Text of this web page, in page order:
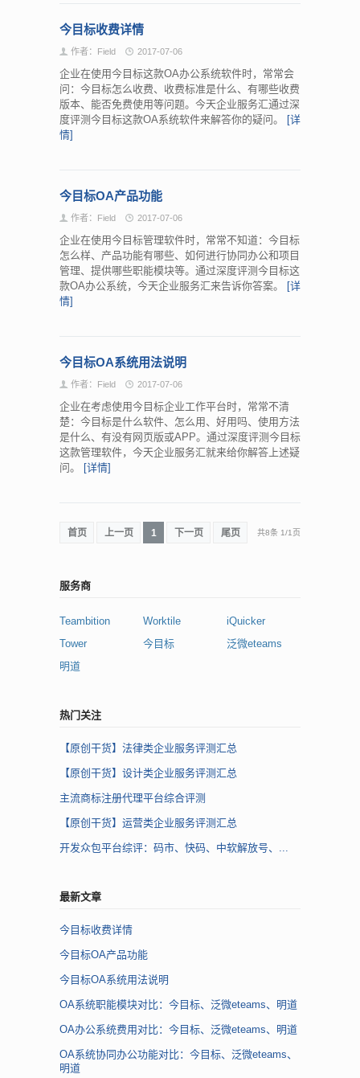
今目标收费详情
作者：Field 2017-07-06
企业在使用今目标这款OA办公系统软件时，常常会
问：今目标怎么收费、收费标准是什么、有哪些收费
版本、能否免费使用等问题。今天企业服务汇通过深
度评测今目标这款OA系统软件来解答你的疑问。 [详
情]
今目标OA产品功能
作者：Field 2017-07-06
企业在使用今目标管理软件时，常常不知道：今目标
怎么样、产品功能有哪些、如何进行协同办公和项目
管理、提供哪些职能模块等。通过深度评测今目标这
款OA办公系统，今天企业服务汇来告诉你答案。 [详
情]
今目标OA系统用法说明
作者：Field 2017-07-06
企业在考虑使用今目标企业工作平台时，常常不清
楚：今目标是什么软件、怎么用、好用吗、使用方法
是什么、有没有网页版或APP。通过深度评测今目标
这款管理软件，今天企业服务汇就来给你解答上述疑
问。 [详情]
首页 上一页 1 下一页 尾页 共8条 1/1页
服务商
Teambition Worktile
iQuicker
Tower
今目标
泛微eteams
明道
热门关注
【原创干货】法律类企业服务评测汇总
【原创干货】设计类企业服务评测汇总
主流商标注册代理平台综合评测
【原创干货】运营类企业服务评测汇总
开发众包平台综评：码市、快码、中软解放号、...
最新文章
今目标收费详情
今目标OA产品功能
今目标OA系统用法说明
OA系统职能模块对比：今目标、泛微eteams、明道
OA办公系统费用对比：今目标、泛微eteams、明道
OA系统协同办公功能对比：今目标、泛微eteams、
明道